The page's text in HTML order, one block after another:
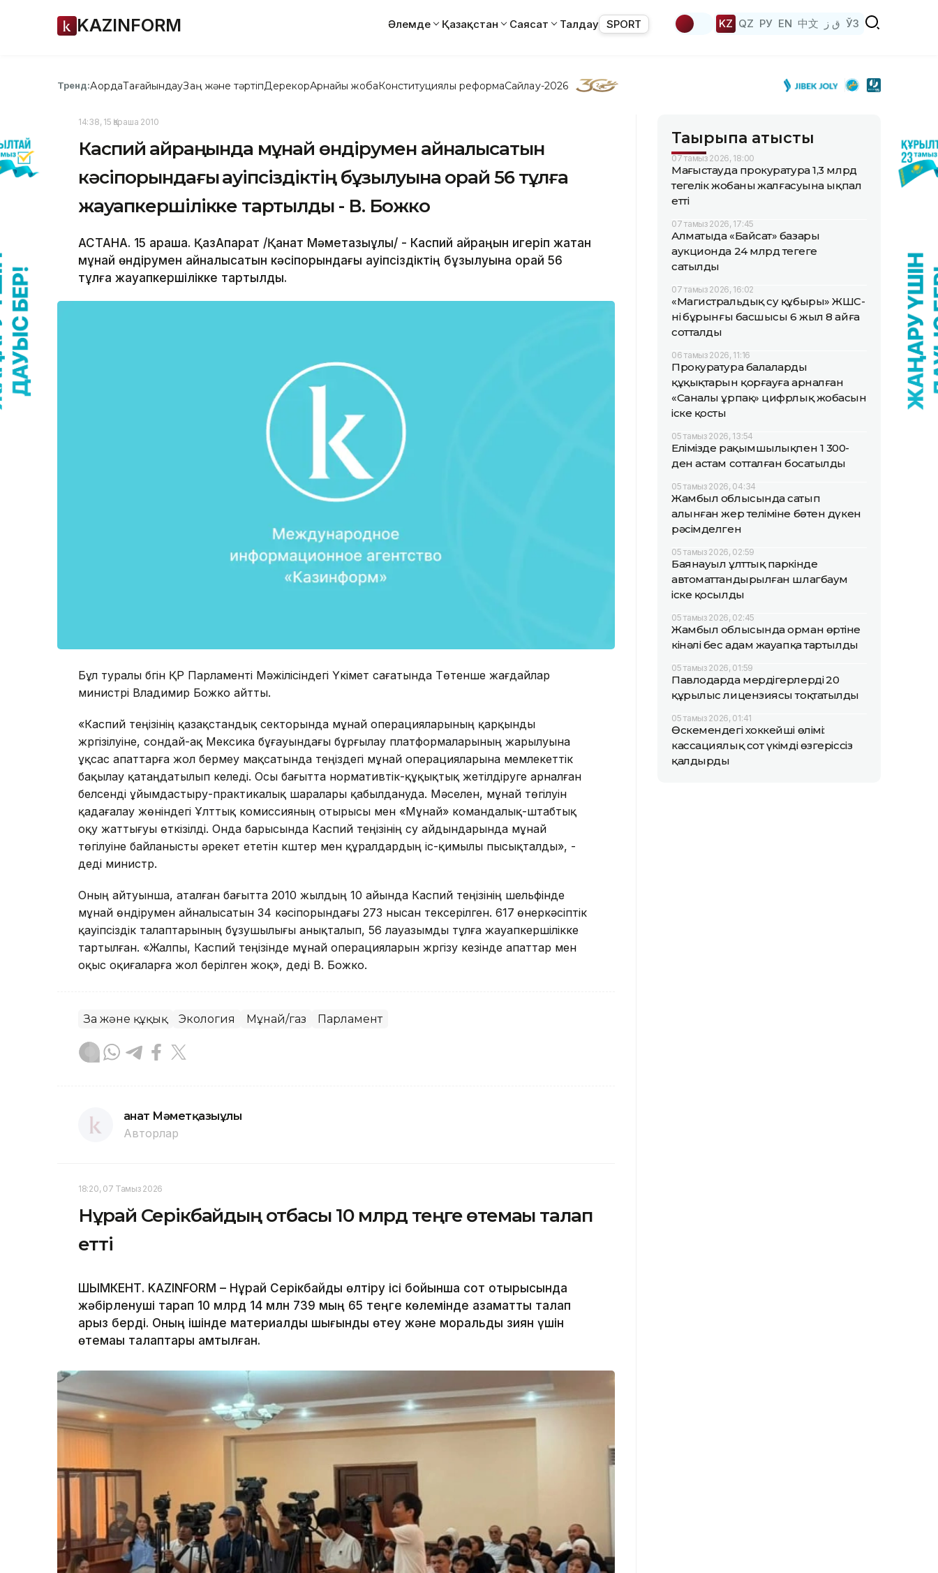
KAZINFORM Әлемде Қазақстан Саясат Талдау SPORT KZ QZ РУ EN 中文 ق ز ЎЗ
Тренд:АқордаТағайындауЗаң және тәртіпДерекқорАрнайы жобаКонституциялық реформаСайлау-2026
14:38, 15 Қараша 2010
Каспий қайраңында мұнай өндірумен айналысатын
кәсіпорындағы қауіпсіздіктің бұзылуына орай 56 тұлға
жауапкершілікке тартылды - В. Божко
АСТАНА. 15 қараша. ҚазАқпарат /Қанат Мәметқазыұлы/ - Каспий қайраңын игеріп жатқан
мұнай өндірумен айналысатын кәсіпорындағы қауіпсіздіктің бұзылуына орай 56
тұлға жауапкершілікке тартылды.
Бұл туралы бүгін ҚР Парламенті Мәжілісіндегі Үкімет сағатында Төтенше жағдайлар
министрі Владимир Божко айтты.
«Каспий теңізінің қазақстандық секторында мұнай операцияларының қарқынды
жүргізілуіне, сондай-ақ Мексика бұғауындағы бұрғылау платформаларының жарылуына
ұқсас апаттарға жол бермеу мақсатында теңіздегі мұнай операцияларына мемлекеттік
бақылау қатаңдатылып келеді. Осы бағытта нормативтік-құқықтық жетілдіруге арналған
белсенді ұйымдастыру-практикалық шаралары қабылдануда. Мәселен, мұнай төгілуін
қадағалау жөніндегі Ұлттық комиссияның отырысы мен «Мұнай» командалық-штабтық
оқу жаттығуы өткізілді. Онда барысында Каспий теңізінің су айдындарында мұнай
төгілуіне байланысты әрекет ететін күштер мен құралдардың іс-қимылы пысықталды», -
деді министр.
Оның айтуынша, аталған бағытта 2010 жылдың 10 айында Каспий теңізінің шельфінде
мұнай өндірумен айналысатын 34 кәсіпорындағы 273 нысан тексерілген. 617 өнеркәсіптік
қауіпсіздік талаптарының бұзушылығы анықталып, 56 лауазымды тұлға жауапкершілікке
тартылған. «Жалпы, Каспий теңізінде мұнай операцияларын жүргізу кезінде апаттар мен
оқыс оқиғаларға жол берілген жоқ», деді В. Божко.
Заң және құқық Экология Мұнай/газ Парламент
Қанат Мәметқазыұлы
Авторлар
18:20, 07 Тамыз 2026
Нұрай Серікбайдың отбасы 10 млрд теңге өтемақы талап
етті
ШЫМКЕНТ. KAZINFORM – Нұрай Серікбайды өлтіру ісі бойынша сот отырысында
жәбірленуші тарап 10 млрд 14 млн 739 мың 65 теңге көлемінде азаматтық талап
арыз берді. Оның ішінде материалдық шығынды өтеу және моральдық зиян үшін
өтемақы талаптары қамтылған.
Тақырыпқа қатысты
07 тамыз 2026, 18:00
Маңғыстауда прокуратура 1,3 млрд
теңгелік жобаның жалғасуына ықпал
етті
07 тамыз 2026, 17:45
Алматыда «Байсат» базары
аукционда 24 млрд теңгеге
сатылды
07 тамыз 2026, 16:02
«Магистральдық су құбыры» ЖШС-
нің бұрынғы басшысы 6 жыл 8 айға
сотталды
06 тамыз 2026, 11:16
Прокуратура балалардың
құқықтарын қорғауға арналған
«Саналы ұрпақ» цифрлық жобасын
іске қосты
05 тамыз 2026, 13:54
Елімізде рақымшылықпен 1 300-
ден астам сотталған босатылды
05 тамыз 2026, 04:34
Жамбыл облысында сатып
алынған жер теліміне бөтен дүкен
рәсімделген
05 тамыз 2026, 02:59
Баянауыл ұлттық паркінде
автоматтандырылған шлагбаум
іске қосылды
05 тамыз 2026, 02:45
Жамбыл облысында орман өртіне
кінәлі бес адам жауапқа тартылды
05 тамыз 2026, 01:59
Павлодарда мердігерлердің 20
құрылыс лицензиясы тоқтатылды
05 тамыз 2026, 01:41
Өскемендегі хоккейші өлімі:
кассациялық сот үкімді өзгеріссіз
қалдырды